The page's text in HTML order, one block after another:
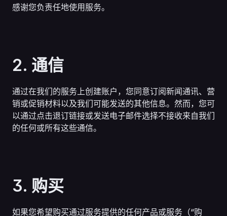
感谢您负责任地使用服务。
2. 通信
通过在我们的服务上创建账户，您同意订阅新闻通讯、营
销或促销材料以及我们可能发送的其他信息。然而，您可
以通过点击退订链接或发送电子邮件选择不接收来自我们
的任何或所有这些通信。
3. 购买
如果您希望购买通过服务提供的任何产品或服务（“购